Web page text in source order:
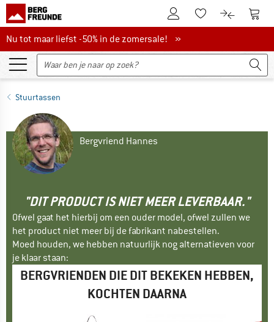
De klantenaccount
Naar deNaar de
Nu tot maar liefst -50% in de zomersale!
Nu tot maar liefst -50% in de zomersale! »
Stuurtassen
Bergvriend Hannes
"DIT PRODUCT IS NIET MEER LEVERBAAR."
Ofwel gaat het hierbij om een ouder model, ofwel zullen we
het product niet meer bij de fabrikant nabestellen.
Moed houden, we hebben natuurlijk nog alternatieven voor
je klaar staan:
BERGVRIENDEN DIE DIT BEKEKEN HEBBEN,
KOCHTEN DAARNA